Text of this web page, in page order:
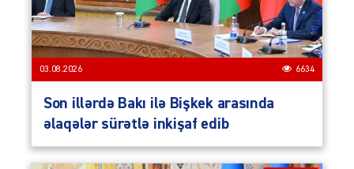
03.08.2026 6634
Son illərdə Bakı ilə Bişkek arasında
əlaqələr sürətlə inkişaf edib